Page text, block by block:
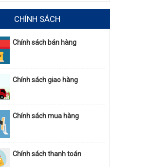
CHÍNH SÁCH
Chính sách bán hàng
Chính sách giao hàng
Chính sách mua hàng
Chính sách thanh toán